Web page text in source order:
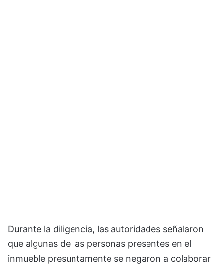
Durante la diligencia, las autoridades señalaron
que algunas de las personas presentes en el
inmueble presuntamente se negaron a colaborar